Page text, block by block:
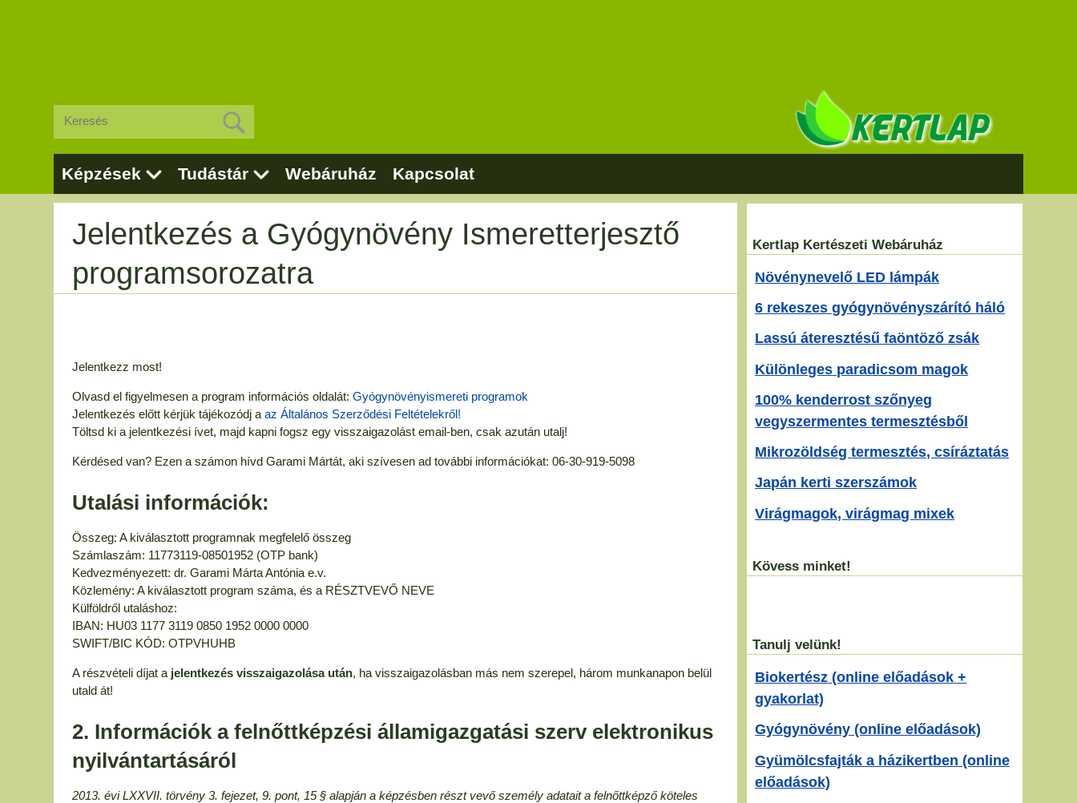
Képzések Tudástár Webáruház Kapcsolat
Jelentkezés a Gyógynövény Ismeretterjesztő
programsorozatra
Jelentkezz most!
Olvasd el figyelmesen a program információs oldalát: Gyógynövényismereti programok
Jelentkezés előtt kérjük tájékozódj a az Általános Szerződési Feltételekről!
Töltsd ki a jelentkezési ívet, majd kapni fogsz egy visszaigazolást email-ben, csak azután utalj!
Kérdésed van? Ezen a számon hívd Garami Mártát, aki szívesen ad további információkat: 06-30-919-5098
Utalási információk:
Összeg: A kiválasztott programnak megfelelő összeg
Számlaszám: 11773119-08501952 (OTP bank)
Kedvezményezett: dr. Garami Márta Antónia e.v.
Közlemény: A kiválasztott program száma, és a RÉSZTVEVŐ NEVE
Külföldről utaláshoz:
IBAN: HU03 1177 3119 0850 1952 0000 0000
SWIFT/BIC KÓD: OTPVHUHB
A részvételi díjat a jelentkezés visszaigazolása után, ha visszaigazolásban más nem szerepel, három munkanapon belül
utald át!
2. Információk a felnőttképzési államigazgatási szerv elektronikus
nyilvántartásáról
2013. évi LXXVII. törvény 3. fejezet, 9. pont, 15 § alapján a képzésben részt vevő személy adatait a felnőttképző köteles
Kertlap Kertészeti Webáruház
Növénynevelő LED lámpák
6 rekeszes gyógynövényszárító háló
Lassú áteresztésű faöntöző zsák
Különleges paradicsom magok
100% kenderrost szőnyeg
vegyszermentes termesztésből
Mikrozöldség termesztés, csíráztatás
Japán kerti szerszámok
Virágmagok, virágmag mixek
Kövess minket!
Tanulj velünk!
Biokertész (online előadások +
gyakorlat)
Gyógynövény (online előadások)
Gyümölcsfajták a házikertben (online
előadások)